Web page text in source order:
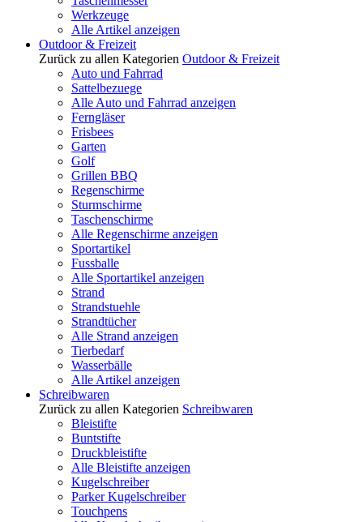
Werkzeuge
Alle Artikel anzeigen
Outdoor & Freizeit
Zurück zu allen Kategorien Outdoor & Freizeit
Auto und Fahrrad
Sattelbezuege
Alle Auto und Fahrrad anzeigen
Ferngläser
Frisbees
Garten
Golf
Grillen BBQ
Regenschirme
Sturmschirme
Taschenschirme
Alle Regenschirme anzeigen
Sportartikel
Fussballe
Alle Sportartikel anzeigen
Strand
Strandstuehle
Strandtücher
Alle Strand anzeigen
Tierbedarf
Wasserbälle
Alle Artikel anzeigen
Schreibwaren
Zurück zu allen Kategorien Schreibwaren
Bleistifte
Buntstifte
Druckbleistifte
Alle Bleistifte anzeigen
Kugelschreiber
Parker Kugelschreiber
Touchpens